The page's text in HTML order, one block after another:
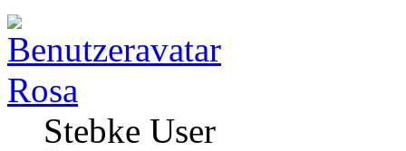
Rosa
Stebke User